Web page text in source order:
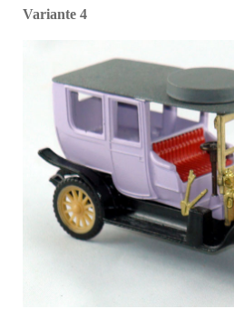
Variante 4